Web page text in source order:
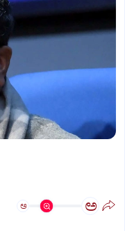
ಅ ಅ